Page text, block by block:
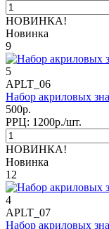
НОВИНКА!
Новинка
9
5
APLT_06
Набор акриловых
500р.
РРЦ: 1200р./шт.
НОВИНКА!
Новинка
12
4
APLT_07
Набор акриловых